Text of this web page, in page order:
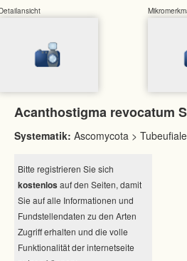
Acanthostigma revocatum
Systematik: Ascomycota >
Bitte registrieren Sie sich
kostenlos auf den Seiten, damit
Sie auf alle Informationen und
Fundstellendaten zu den Arten
Zugriff erhalten und die volle
Funktionalität der internetseite